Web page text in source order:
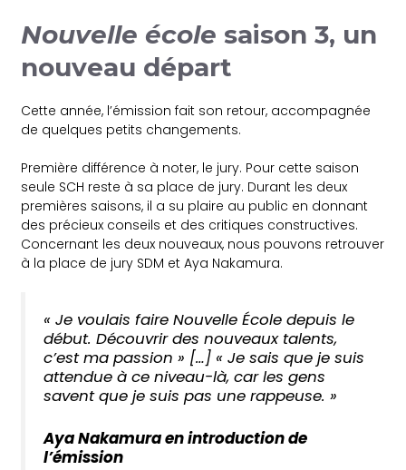
Nouvelle école saison 3, un
nouveau départ
Cette année, l’émission fait son retour, accompagnée
de quelques petits changements.
Première différence à noter, le jury. Pour cette saison
seule SCH reste à sa place de jury. Durant les deux
premières saisons, il a su plaire au public en donnant
des précieux conseils et des critiques constructives.
Concernant les deux nouveaux, nous pouvons retrouver
à la place de jury SDM et Aya Nakamura.
« Je voulais faire Nouvelle École depuis le
début. Découvrir des nouveaux talents,
c’est ma passion » […] « Je sais que je suis
attendue à ce niveau-là, car les gens
savent que je suis pas une rappeuse. »
Aya Nakamura en introduction de
l’émission